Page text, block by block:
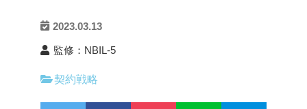
2023.03.13
監修：NBIL-5
契約戦略